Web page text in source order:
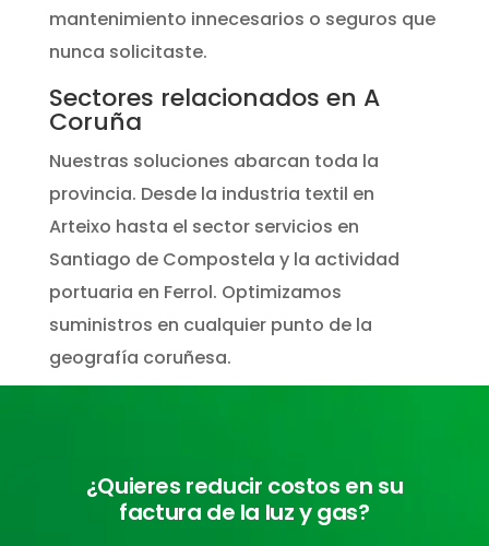
mantenimiento innecesarios o seguros que
nunca solicitaste.
Sectores relacionados en A
Coruña
Nuestras soluciones abarcan toda la
provincia. Desde la industria textil en
Arteixo hasta el sector servicios en
Santiago de Compostela y la actividad
portuaria en Ferrol. Optimizamos
suministros en cualquier punto de la
geografía coruñesa.
¿Quieres reducir costos en su
factura de la luz y gas?